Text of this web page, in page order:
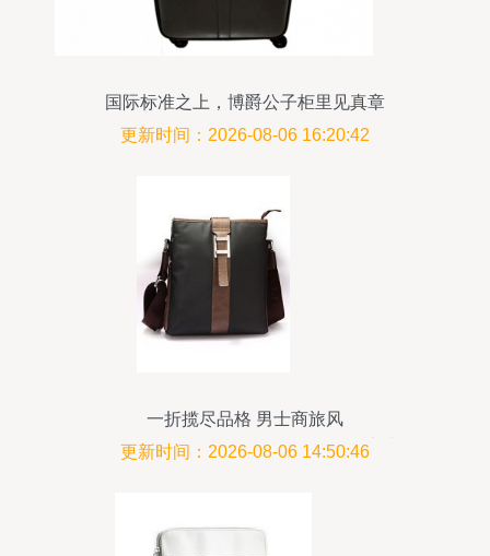
国际标准之上，博爵公子柜里见真章
更新时间：2026-08-06 16:20:42
一折揽尽品格 男士商旅风
\u201cSWEPTWOLVES”，3-5折首上线
更新时间：2026-08-06 14:50:46